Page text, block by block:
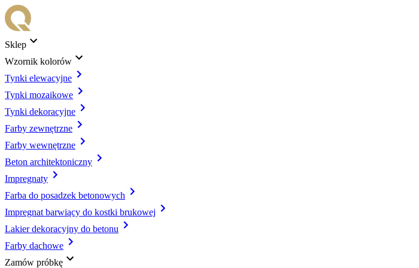
Sklep
Wzornik kolorów
Tynki elewacyjne
Tynki mozaikowe
Tynki dekoracyjne
Farby zewnętrzne
Farby wewnętrzne
Beton architektoniczny
Impregnaty
Farba do posadzek betonowych
Impregnat barwiący do kostki brukowej
Lakier dekoracyjny do betonu
Farby dachowe
Zamów próbkę